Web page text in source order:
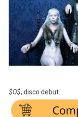
$O$, disco debut.